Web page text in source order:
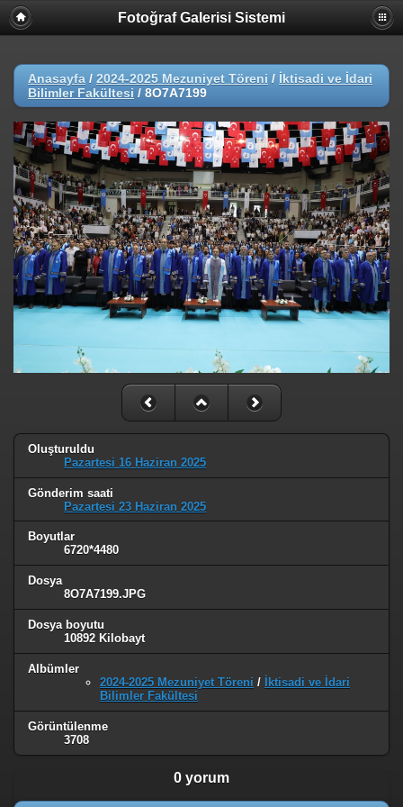
Fotoğraf Galerisi Sistemi
Anasayfa / 2024-2025 Mezuniyet Töreni / İktisadi ve İdari
Bilimler Fakültesi / 8O7A7199
Oluşturuldu
Pazartesi 16 Haziran 2025
Gönderim saati
Pazartesi 23 Haziran 2025
Boyutlar
6720*4480
Dosya
8O7A7199.JPG
Dosya boyutu
10892 Kilobayt
Albümler
2024-2025 Mezuniyet Töreni /
İktisadi ve İdari
Bilimler Fakültesi
Görüntülenme
3708
0 yorum